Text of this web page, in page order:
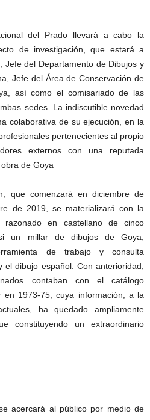
del Prado llevará a cabo la
de investigación, que estará a
Jefe del Departamento de Dibujos y
Jefe del Área de Conservación de
así como el comisariado de las
sedes. La indiscutible novedad
colaborativa de su ejecución, en la
pertenecientes al propio
externos con una reputada
de Goya
que comenzará en diciembre de
de 2019, se materializará con la
razonado en castellano de cinco
un millar de dibujos de Goya,
de trabajo y consulta
dibujo español. Con anterioridad,
contaban con el catálogo
en 1973-75, cuya información, a la
ha quedado ampliamente
constituyendo un extraordinario
acercará al público por medio de